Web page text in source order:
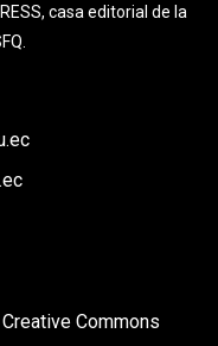
casa editorial de la
Creative Commons